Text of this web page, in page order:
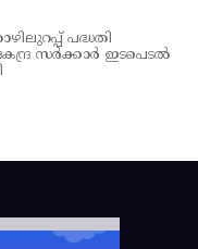
പദ്ധതി
സര്‍ക്കാര്‍ ഇടപെടല്‍